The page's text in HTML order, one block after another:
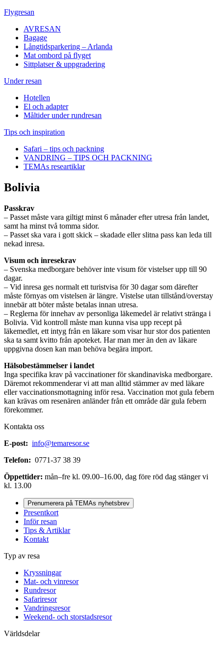
Flygresan
AVRESAN
Bagage
Långtidsparkering – Arlanda
Mat ombord på flyget
Sittplatser & uppgradering
Under resan
Hotellen
El och adapter
Måltider under rundresan
Tips och inspiration
Safari – tips och packning
VANDRING – TIPS OCH PACKNING
TEMAs researtiklar
Bolivia
Passkrav
– Passet måste vara giltigt minst 6 månader efter utresa från landet,
samt ha minst två tomma sidor.
– Passet ska vara i gott skick – skadade eller slitna pass kan leda till
nekad inresa.
Visum och inresekrav
– Svenska medborgare behöver inte visum för vistelser upp till 90
dagar.
– Vid inresa ges normalt ett turistvisa för 30 dagar som därefter
måste förnyas om vistelsen är längre. Vistelse utan tillstånd/overstay
innebär att böter måste betalas innan utresa.
– Reglerna för innehav av personliga läkemedel är relativt stränga i
Bolivia. Vid kontroll måste man kunna visa upp recept på
läkemedlet, ett intyg från en läkare som visar hur stor dos patienten
ska ta samt kvitto från apoteket. Har man mer än den av läkare
uppgivna dosen kan man behöva begära import.
Hälsobestämmelser i landet
Inga specifika krav på vaccinationer för skandinaviska medborgare.
Däremot rekommenderar vi att man alltid stämmer av med läkare
eller vaccinationsmottagning inför resa. Vaccination mot gula febern
kan krävas om resenären anländer från ett område där gula febern
förekommer.
Kontakta oss
E-post: info@temaresor.se
Telefon: 0771-37 38 39
Öppettider: mån–fre kl. 09.00–16.00, dag före röd dag stänger vi
kl. 13.00
Prenumerera på TEMAs nyhetsbrev
Presentkort
Inför resan
Tips & Artiklar
Kontakt
Typ av resa
Kryssningar
Mat- och vinresor
Rundresor
Safariresor
Vandringsresor
Weekend- och storstadsresor
Världsdelar